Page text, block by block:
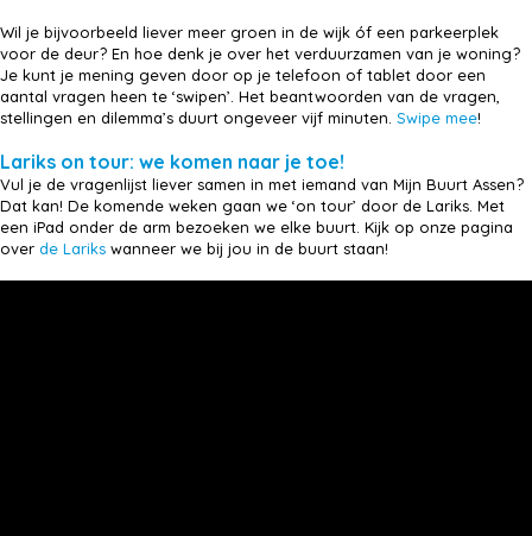
Wil je bijvoorbeeld liever meer groen in de wijk óf een parkeerplek
voor de deur? En hoe denk je over het verduurzamen van je woning?
Je kunt je mening geven door op je telefoon of tablet door een
aantal vragen heen te ‘swipen’. Het beantwoorden van de vragen,
stellingen en dilemma’s duurt ongeveer vijf minuten. Swipe mee!
Lariks on tour: we komen naar je toe!
Vul je de vragenlijst liever samen in met iemand van Mijn Buurt Assen?
Dat kan! De komende weken gaan we ‘on tour’ door de Lariks. Met
een iPad onder de arm bezoeken we elke buurt. Kijk op onze pagina
over de Lariks wanneer we bij jou in de buurt staan!